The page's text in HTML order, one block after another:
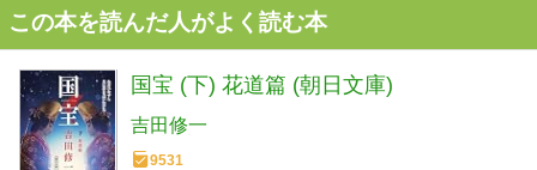
この本を読んだ人がよく読む本
国宝 (下) 花道篇 (朝日文庫)
吉田修一
9531